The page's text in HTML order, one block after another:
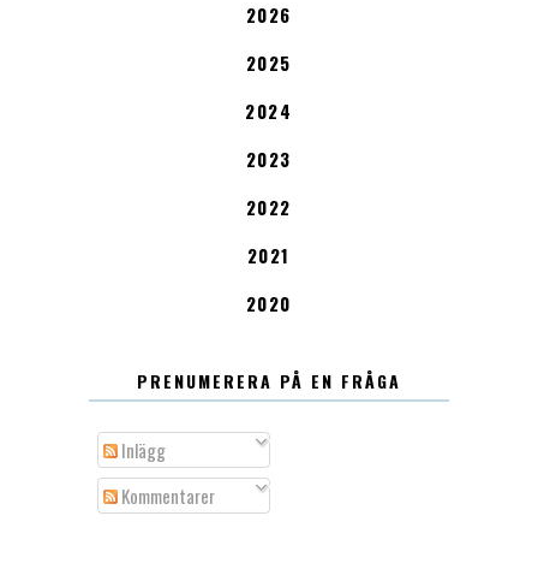
2026
2025
2024
2023
2022
2021
2020
PRENUMERERA PÅ EN FRÅGA
Inlägg
Kommentarer